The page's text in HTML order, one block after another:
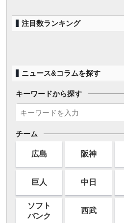
注目数ランキング
ニュース&コラムを探す
キーワードから探す
チーム
広島 阪神
巨人 中日
ソフト
バンク
西武